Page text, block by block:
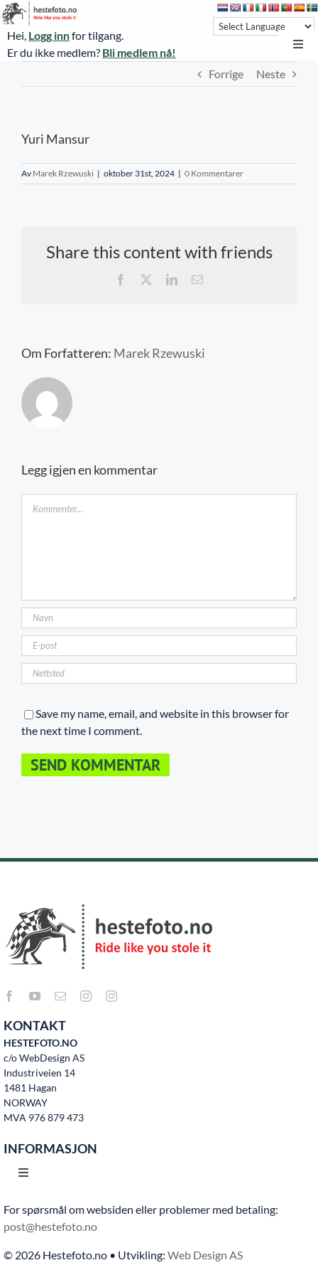
Skip
to
content
Hei, Logg innfor tilgang.
Er du ikke medlem? Bli medlem nå!
Øvrevoll treningsdager
NoARK
Forrige Neste
Yuri Mansur
Av Marek Rzewuski | oktober 31st, 2024 | 0 Kommentarer
Share this content with friends
Facebook LinkedIn
E-
Om Forfatteren: Marek Rzewuski
Legg igjen en kommentar
Save my name, email, and website in this browser for
the next time I comment.
KONTAKT
HESTEFOTO.NO
c/o WebDesign AS
Industriveien 14
1481 Hagan
NORWAY
MVA 976 879 473
INFORMASJON
Toggle
Hjem
Bruksvilkår
For spørsmål om websiden eller problemer med betaling:
post@hestefoto.no
© 2026 Hestefoto.no • Utvikling: Web Design AS